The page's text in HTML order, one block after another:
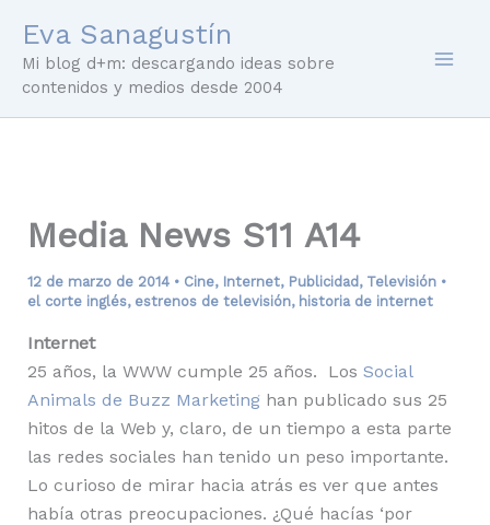
contenido
Eva Sanagustín
Mi blog d+m: descargando ideas sobre
contenidos y medios desde 2004
Media News S11 A14
12 de marzo de 2014 • Cine, Internet, Publicidad , Televisión•
el corte inglés, estrenos de televisión, historia de internet
Internet
25 años, la WWW cumple 25 años. Los Social
Animals de Buzz Marketinghan publicado sus 25
hitos de la Web y, claro, de un tiempo a esta parte
las redes sociales han tenido un peso importante.
Lo curioso de mirar hacia atrás es ver que antes
había otras preocupaciones. ¿Qué hacías ‘por